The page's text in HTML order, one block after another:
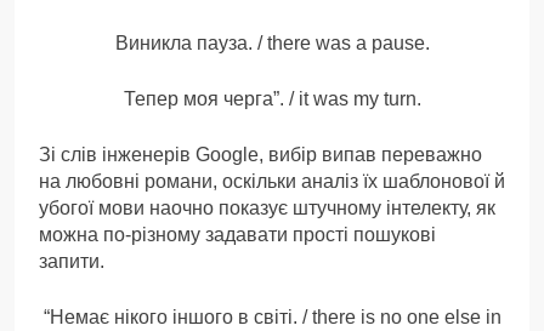
Виникла пауза. / there was a pause.
Тепер моя черга”. / it was my turn.
Зі слів інженерів Google, вибір випав переважно
на любовні романи, оскільки аналіз їх шаблонової й
убогої мови наочно показує штучному інтелекту, як
можна по-різному задавати прості пошукові
запити.
“Немає нікого іншого в світі. / there is no one else in